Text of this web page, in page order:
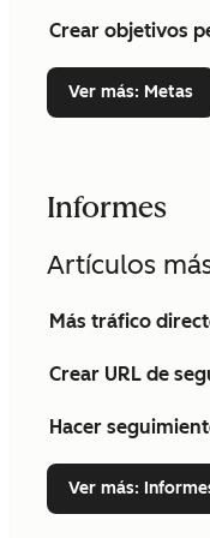
Crear objetivos
Ver más: Metas
Informes
Artículos
Más tráfico
Crear URL de
Hacer
Ver más: